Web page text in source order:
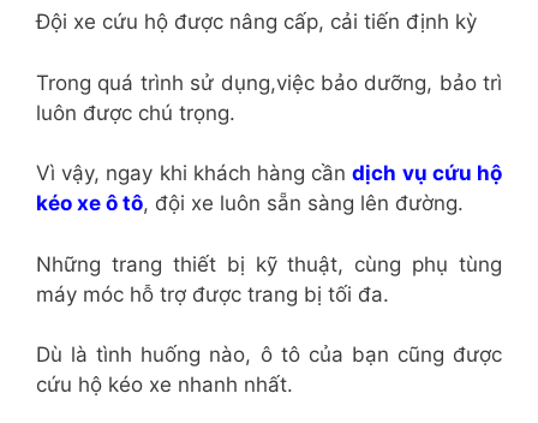
Đội xe cứu hộ được nâng cấp, cải tiến định kỳ
Trong quá trình sử dụng,việc bảo dưỡng, bảo trì
luôn được chú trọng.
Vì vậy, ngay khi khách hàng cầndịch vụ cứu hộ
kéo xe ô tô, đội xe luôn sẵn sàng lên đường.
Những trang thiết bị kỹ thuật, cùng phụ tùng
máy móc hỗ trợ được trang bị tối đa.
Dù là tình huống nào, ô tô của bạn cũng được
cứu hộ kéo xe nhanh nhất.